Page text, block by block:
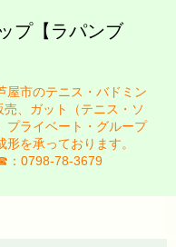
プ【ラパンブ
屋市のテニス・バドミン
、ガット（テニス・ソ
プライベート・グループ
形を承っております。
：0798-78-3679